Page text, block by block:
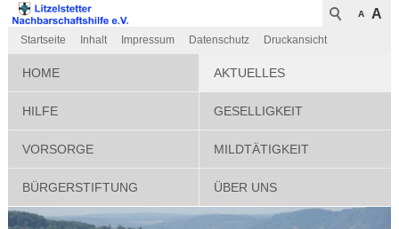
A A
Startseite Inhalt Impressum Datenschutz Druckansicht
HOME AKTUELLES
HILFE GESELLIGKEIT
VORSORGE MILDTÄTIGKEIT
BÜRGERSTIFTUNG ÜBER UNS